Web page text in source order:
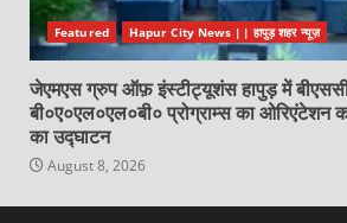
Featured Hapur City News || हापुड़ शहर न्यूज़
जेएमएस ग्रुप ऑफ़ इंस्टीट्यूशंस हापुड़ में
बी०ए०एल०एल०बी० प्रोग्राम्स का ओरिएंटेशन
का उद्घाटन
August 8, 2026